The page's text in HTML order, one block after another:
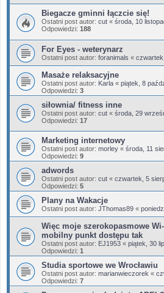
Biegacze gminni łączcie się!
Ostatni post autor: cut « środa, 10
Odpowiedzi: 188
For Eyes - weterynarz
Ostatni post autor: foranimals «
Masaże relaksacyjne
Ostatni post autor: Karla « piątek, 8
Odpowiedzi: 3
siłownia/ fitness inne
Ostatni post autor: cut « środa, 29
Odpowiedzi: 17
Marketing internetowy
Ostatni post autor: morley « środa, 11
Odpowiedzi: 9
adwords
Ostatni post autor: cut « czwartek, 5
Odpowiedzi: 5
Plany na Wakacje
Ostatni post autor: JThomas89 «
Więc moje szerokopasmowe
mobilny punkt dostępu tak
Ostatni post autor: EJ1953 « piątek, 30
Odpowiedzi: 1
Studia sportowe we Wrocławiu
Ostatni post autor: marianwieczorek «
Odpowiedzi: 7